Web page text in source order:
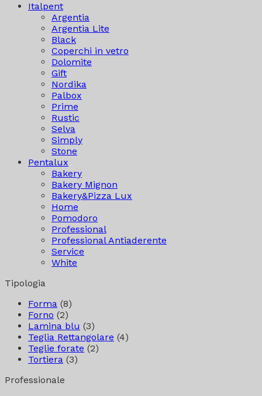
Italpent
Argentia
Argentia Lite
Black
Coperchi in vetro
Dolomite
Gift
Nordika
Palbox
Prime
Rustic
Selva
Simply
Stone
Pentalux
Bakery
Bakery Mignon
Bakery&Pizza Lux
Home
Pomodoro
Professional
Professional Antiaderente
Service
White
Tipologia
Forma (8)
Forno (2)
Lamina blu (3)
Teglia Rettangolare (4)
Teglie forate (2)
Tortiera (3)
Professionale